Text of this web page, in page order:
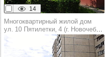
14
Многоквартирный жилой дом
ул. 10 Пятилетки, 4 (г. Новочебоксарск)